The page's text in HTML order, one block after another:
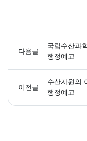
다음글
국립수산과
행정예고
이전글
수산자원의
행정예고